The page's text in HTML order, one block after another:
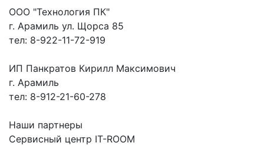
ООО "Технология ПК"
г. Арамиль ул. Щорса 85
тел: 8-922-11-72-919
ИП Панкратов Кирилл Максимович
г. Арамиль
тел: 8-912-21-60-278
Наши партнеры
Сервисный центр IT-ROOM